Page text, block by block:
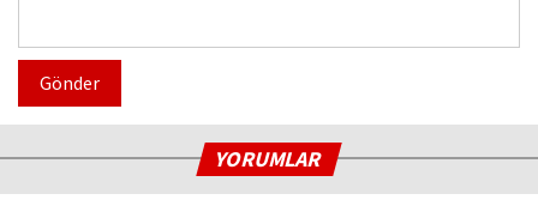
Gönder
YORUMLAR